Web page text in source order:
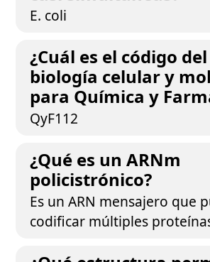
E. coli
¿Cuál es el código
biología celular y
para Química y
QyF112
¿Qué es un ARNm
policistrónico?
Es un ARN mensajero que
codificar múltiples